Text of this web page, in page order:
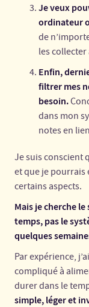
Je veux
ordinateur
de
les
Enfin,
filtrer mes
besoin.
dans mon
notes en
Je suis conscient
et que je pourrais
certains aspects.
Mais je cherche
temps, pas le
quelques
Par expérience,
compliqué à
durer dans le
simple, léger et